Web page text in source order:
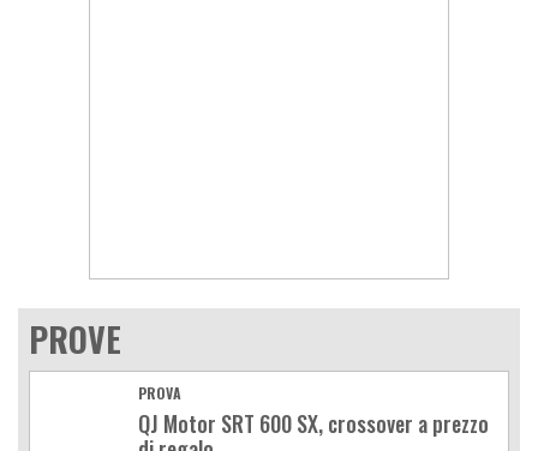
PROVE
PROVA
QJ Motor SRT 600 SX, crossover a prezzo